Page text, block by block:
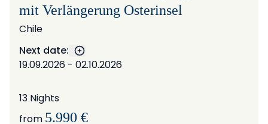
mit Verlängerung Osterinsel
Chile
Next date:
Show more dates
19.09.2026 - 02.10.2026
13 Nights
from 5.990 €